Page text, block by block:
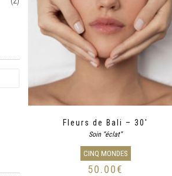
Fleurs de Bali – 30′
Soin “éclat”
CINQ MONDES
50.00€